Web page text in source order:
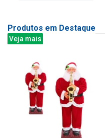
Produtos em Destaque
Veja mais